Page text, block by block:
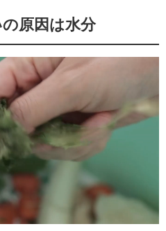
原因は水分